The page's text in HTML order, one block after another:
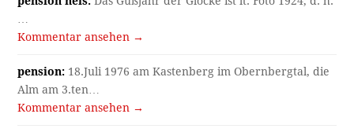
…
Kommentar ansehen →
pension: 18.Juli 1976 am Kastenberg im Obernbergtal, die
Alm am 3.ten…
Kommentar ansehen →